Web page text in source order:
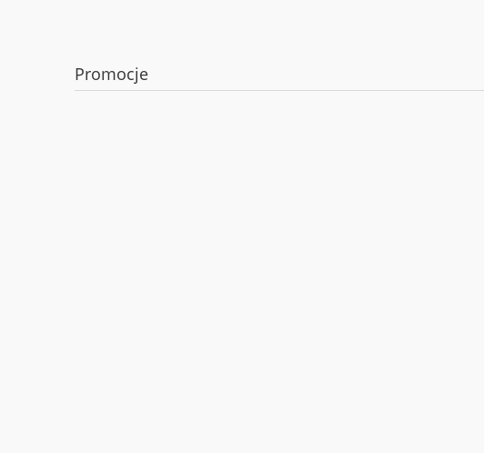
Promocje